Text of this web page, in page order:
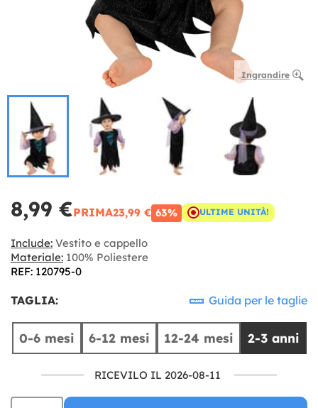
Ingrandire
8,99 €PRIMA23,99 € 63% ULTIME UNITÀ!
Include: Vestito e cappello
Materiale: 100% Poliestere
REF: 120795-0
TAGLIA: Guida per le taglie
0-6 mesi 6-12 mesi 12-24 mesi 2-3 anni
RICEVILO IL 2026-08-11